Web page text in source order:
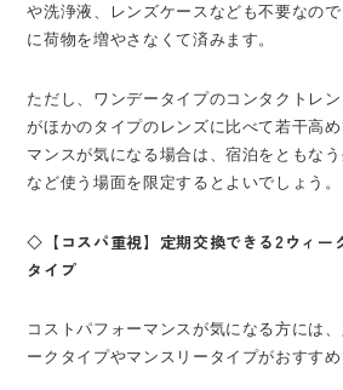
や洗浄液、レンズケースなども不要なの
に荷物を増やさなくて済みます。
ただし、ワンデータイプのコンタクトレ
がほかのタイプのレンズに比べて若干高
マンスが気になる場合は、宿泊をともな
など使う場面を限定するとよいでしょう。
◇【コスパ重視】定期交換できる2ウィー
タイプ
コストパフォーマンスが気になる方には
ークタイプやマンスリータイプがおすすめ